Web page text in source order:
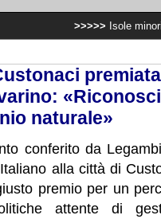
Isole minori, Schifani al
naturale»
conferito da
alla città di
premio per un
attente di